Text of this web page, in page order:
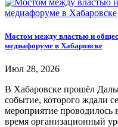
Мостом между властью и
медиафоруме в Хабаровске
Июл 28, 2026
В Хабаровске прошёл
событие, которого ждали
мероприятие проводилось
время организационный